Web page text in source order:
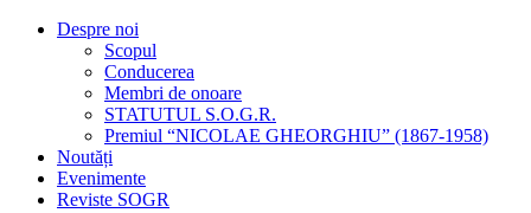
Despre noi
Scopul
Conducerea
Membri de onoare
STATUTUL S.O.G.R.
Premiul “NICOLAE GHEORGHIU” (1867-1958)
Noutăți
Evenimente
Reviste SOGR